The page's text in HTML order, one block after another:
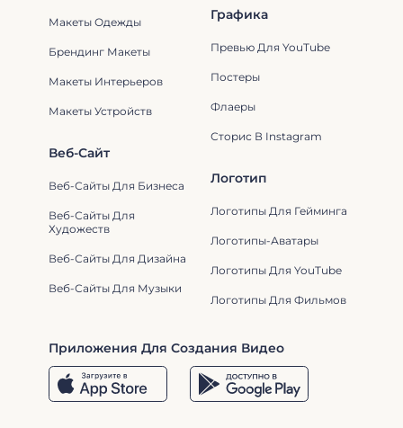
Макеты Одежды
Брендинг Макеты
Макеты Интерьеров
Макеты Устройств
Графика
Превью Для YouTube
Постеры
Флаеры
Сторис В Instagram
Логотип
Логотипы Для Гейминга
Логотипы-Аватары
Логотипы Для YouTube
Логотипы Для Фильмов
Приложения Для Создания Видео
Веб-Сайт
Веб-Сайты Для Бизнеса
Веб-Сайты Для
Художеств
Веб-Сайты Для Дизайна
Веб-Сайты Для Музыки